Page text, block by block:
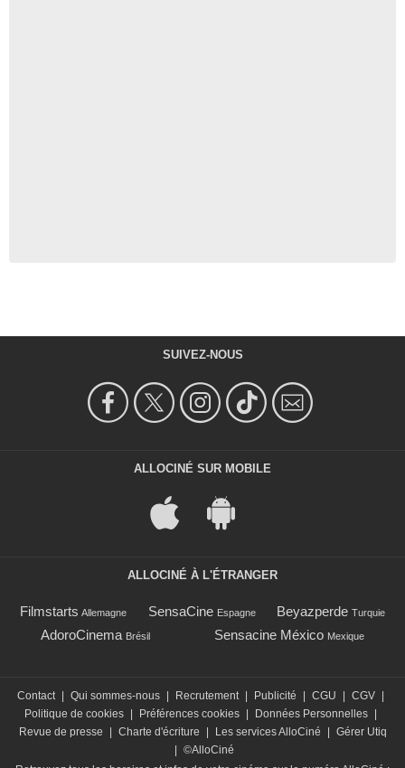
SUIVEZ-NOUS
ALLOCINÉ SUR MOBILE
ALLOCINÉ À L'ÉTRANGER
Filmstarts Allemagne SensaCine Espagne Beyazperde Turquie
AdoroCinema Brésil Sensacine México Mexique
Contact | Qui sommes-nous | Recrutement | Publicité | CGU | CGV |
Politique de cookies | Préférences cookies | Données Personnelles |
Revue de presse
| Charte d'écriture | Les services AlloCiné | Gérer Utiq
| ©AlloCiné